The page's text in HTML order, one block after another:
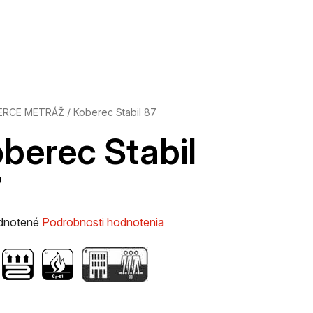
METRÁŽ / Koberec Stabil 87
Stabil
Podrobnosti hodnotenia